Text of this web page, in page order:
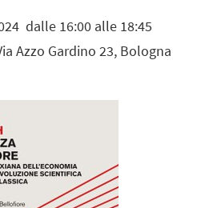
dalle 16:00 alle 18:45
Azzo Gardino 23, Bologna